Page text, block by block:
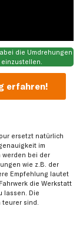
die Umdrehungen
erfahren!
ersetzt natürlich
im
werden bei der
wie z.B. der
Empfehlung lautet
die Werkstatt
lassen. Die
sind.